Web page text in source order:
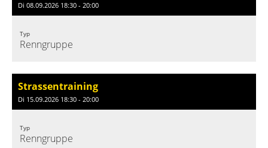
Di 08.09.2026 18:30 - 20:00
Typ
Renngruppe
Strassentraining
Di 15.09.2026 18:30 - 20:00
Typ
Renngruppe